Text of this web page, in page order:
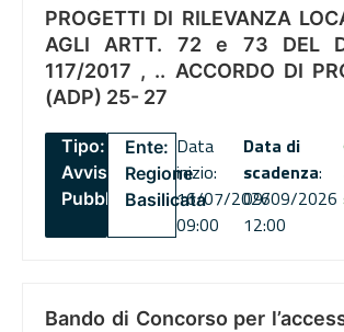
PROGETTI DI RILEVANZA
AGLI ARTT. 72 e 73 DEL
117/2017 , .. ACCORDO DI
(ADP) 25- 27
Tipo:
Avviso
Pubblico
Ente:
Regione
Basilicata
Data
inizio:
16/07/2026
09:00
Data di
scadenza:
09/09/2026
12:00
Bando di Concorso per